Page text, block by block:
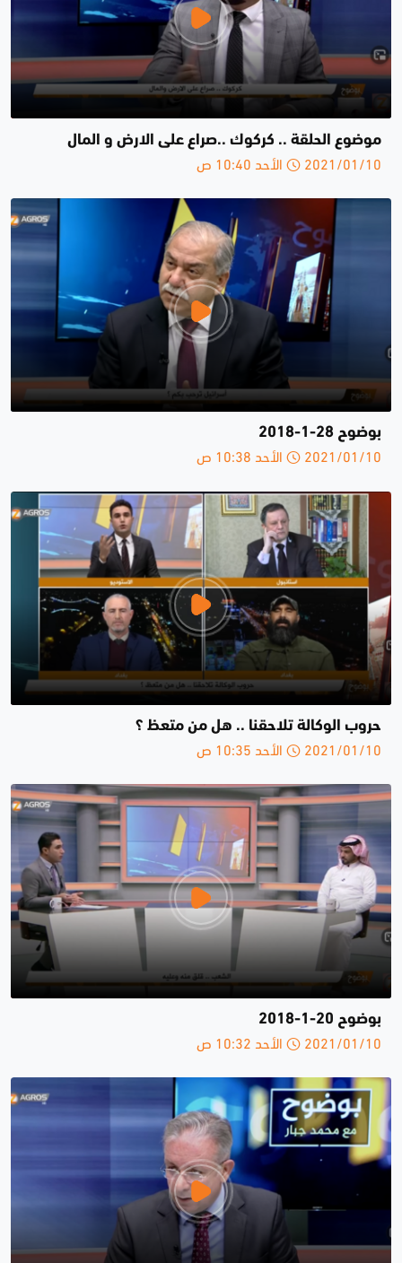
موضوع الحلقة .. كركوك ..صراع على الارض و المال
2021/01/10 الأحد 10:40 ص
بوضوح 28-1-2018
2021/01/10 الأحد 10:38 ص
حروب الوكالة تلاحقنا .. هل من متعظ ؟
2021/01/10 الأحد 10:35 ص
بوضوح 20-1-2018
2021/01/10 الأحد 10:32 ص